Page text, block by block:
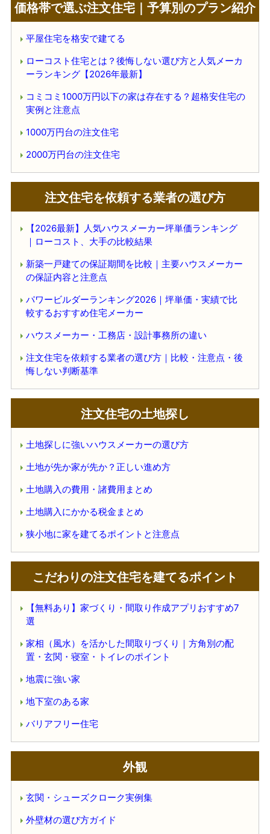
価格帯で選ぶ注文住宅｜予算別のプラン紹介
平屋住宅を格安で建てる
ローコスト住宅とは？後悔しない選び方と人気メーカ
ーランキング【2026年最新】
コミコミ1000万円以下の家は存在する？超格安住宅の
実例と注意点
1000万円台の注文住宅
2000万円台の注文住宅
注文住宅を依頼する業者の選び方
【2026最新】人気ハウスメーカー坪単価ランキング
｜ローコスト、大手の比較結果
新築一戸建ての保証期間を比較｜主要ハウスメーカー
の保証内容と注意点
パワービルダーランキング2026｜坪単価・実績で比
較するおすすめ住宅メーカー
ハウスメーカー・工務店・設計事務所の違い
注文住宅を依頼する業者の選び方｜比較・注意点・後
悔しない判断基準
注文住宅の土地探し
土地探しに強いハウスメーカーの選び方
土地が先か家が先か？正しい進め方
土地購入の費用・諸費用まとめ
土地購入にかかる税金まとめ
狭小地に家を建てるポイントと注意点
こだわりの注文住宅を建てるポイント
【無料あり】家づくり・間取り作成アプリおすすめ7
選
家相（風水）を活かした間取りづくり｜方角別の配
置・玄関・寝室・トイレのポイント
地震に強い家
地下室のある家
バリアフリー住宅
外観
玄関・シューズクローク実例集
外壁材の選び方ガイド